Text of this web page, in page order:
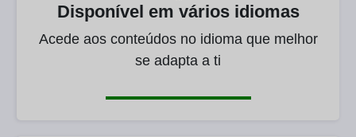
Disponível em vários idiomas
Acede aos conteúdos no idioma que melhor
se adapta a ti